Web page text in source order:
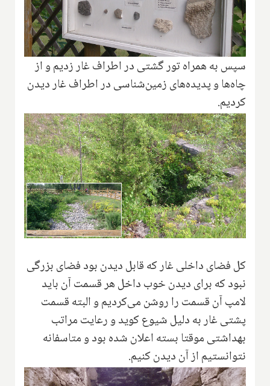
سپس به همراه تور گشتی در اطراف غار زدیم و از
چاه‌ها و پدیده‌های زمین‌شناسی در اطراف غار دیدن
کردیم.
کل فضای داخلی غار که قابل دیدن بود فضای بزرگی
نبود که برای دیدن خوب داخل هر قسمت آن باید
لامپ آن قسمت را روشن می‌کردیم و البته قسمت
پشتی غار به دلیل شیوع کوید و رعایت مراتب
بهداشتی موقتا بسته اعلان شده بود و متاسفانه
نتوانستیم از آن دیدن کنیم.